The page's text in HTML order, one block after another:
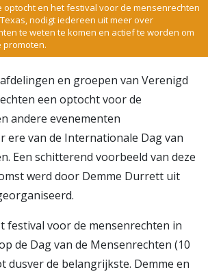
optocht en het festival voor de mensenrechten
nodigt iedereen uit meer over
te weten te komen en actief te worden om
promoten.
en groepen van Verenigd
een optocht voor de
andere evenementen
ere van de Internationale Dag van
Een schitterend voorbeeld van deze
werd door Demme Durrett uit
festival voor de mensenrechten in
de Dag van de Mensenrechten (10
dusver de belangrijkste. Demme en